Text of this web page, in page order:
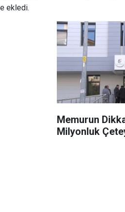
ekledi.
Memurun
Milyonluk